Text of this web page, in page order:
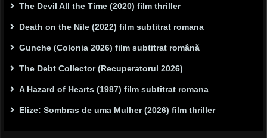
The Devil All the Time (2020) film thriller
Death on the Nile (2022) film subtitrat romana
Gunche (Colonia 2026) film subtitrat română
The Debt Collector (Recuperatorul 2026)
A Hazard of Hearts (1987) film subtitrat romana
Elize: Sombras de uma Mulher (2026) film thriller